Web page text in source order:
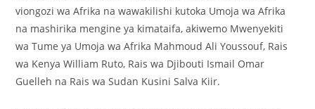
viongozi wa Afrika na wawakilishi kutoka Umoja wa Afrika
na mashirika mengine ya kimataifa, akiwemo Mwenyekiti
wa Tume ya Umoja wa Afrika Mahmoud Ali Youssouf, Rais
wa Kenya William Ruto, Rais wa Djibouti Ismail Omar
Guelleh na Rais wa Sudan Kusini Salva Kiir.